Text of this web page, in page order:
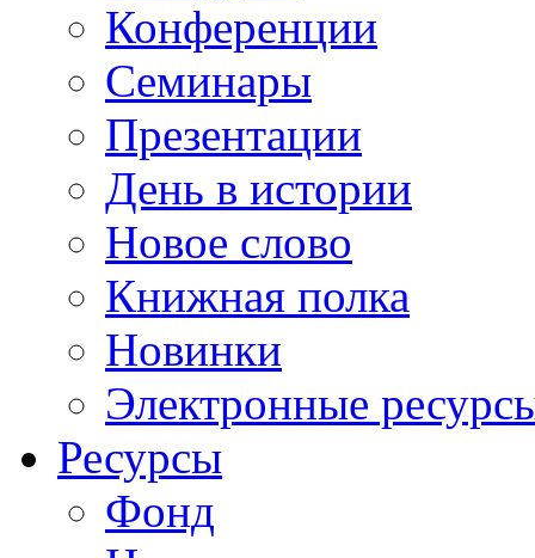
Конференции
Семинары
Презентации
День в истории
Новое слово
Книжная полка
Новинки
Электронные
Ресурсы
Фонд